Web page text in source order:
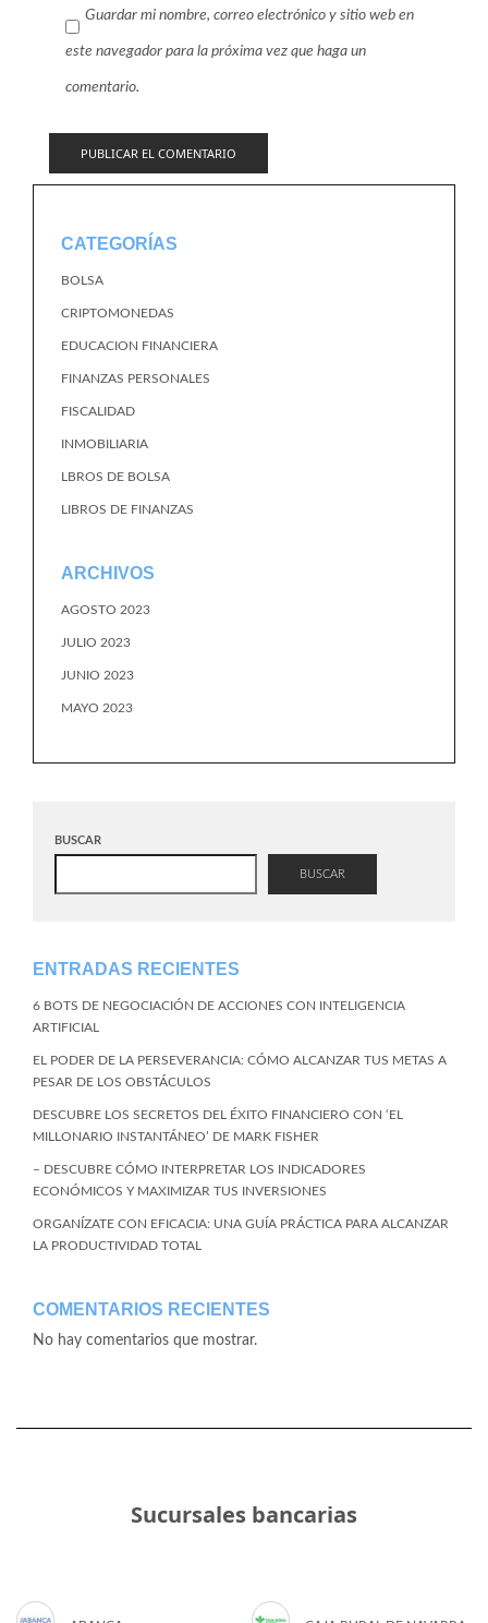
Guardar mi nombre, correo electrónico y sitio web en
este navegador para la próxima vez que haga un
comentario.
CATEGORÍAS
BOLSA
CRIPTOMONEDAS
EDUCACION FINANCIERA
FINANZAS PERSONALES
FISCALIDAD
INMOBILIARIA
LBROS DE BOLSA
LIBROS DE FINANZAS
ARCHIVOS
AGOSTO 2023
JULIO 2023
JUNIO 2023
MAYO 2023
BUSCAR
BUSCAR
ENTRADAS RECIENTES
6 BOTS DE NEGOCIACIÓN DE ACCIONES CON INTELIGENCIA
ARTIFICIAL
EL PODER DE LA PERSEVERANCIA: CÓMO ALCANZAR TUS METAS A
PESAR DE LOS OBSTÁCULOS
DESCUBRE LOS SECRETOS DEL ÉXITO FINANCIERO CON ‘EL
MILLONARIO INSTANTÁNEO’ DE MARK FISHER
– DESCUBRE CÓMO INTERPRETAR LOS INDICADORES
ECONÓMICOS Y MAXIMIZAR TUS INVERSIONES
ORGANÍZATE CON EFICACIA: UNA GUÍA PRÁCTICA PARA ALCANZAR
LA PRODUCTIVIDAD TOTAL
COMENTARIOS RECIENTES
No hay comentarios que mostrar.
Sucursales bancarias